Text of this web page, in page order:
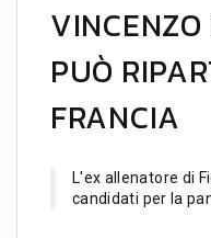
PUÒ
FRANCIA
L'ex allenatore di
candidati per la